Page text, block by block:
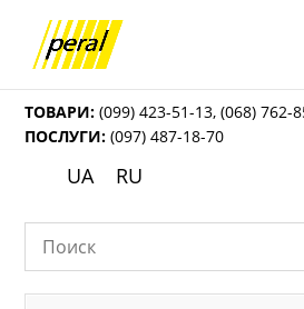
ТОВАРИ: (099) 423-51-13,(068) 762-
ПОСЛУГИ: (097) 487-18-70
UA RU